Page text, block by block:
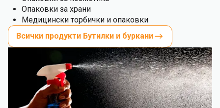
Опаковки за храни
Медицински торбички и опаковки
Всички продукти Бутилки и буркани